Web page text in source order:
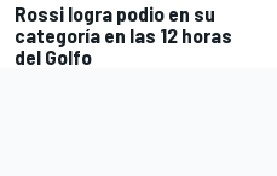
Rossi logra podio en su
categoría en las 12 horas
del Golfo